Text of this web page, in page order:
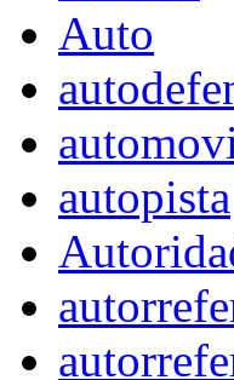
Auto
autopista